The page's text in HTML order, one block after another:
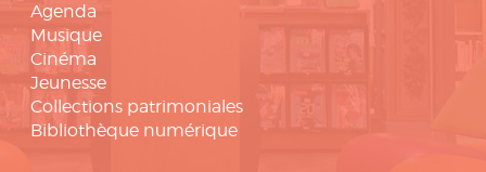
Agenda
Musique
Cinéma
Jeunesse
Collections patrimoniales
Bibliothèque numérique